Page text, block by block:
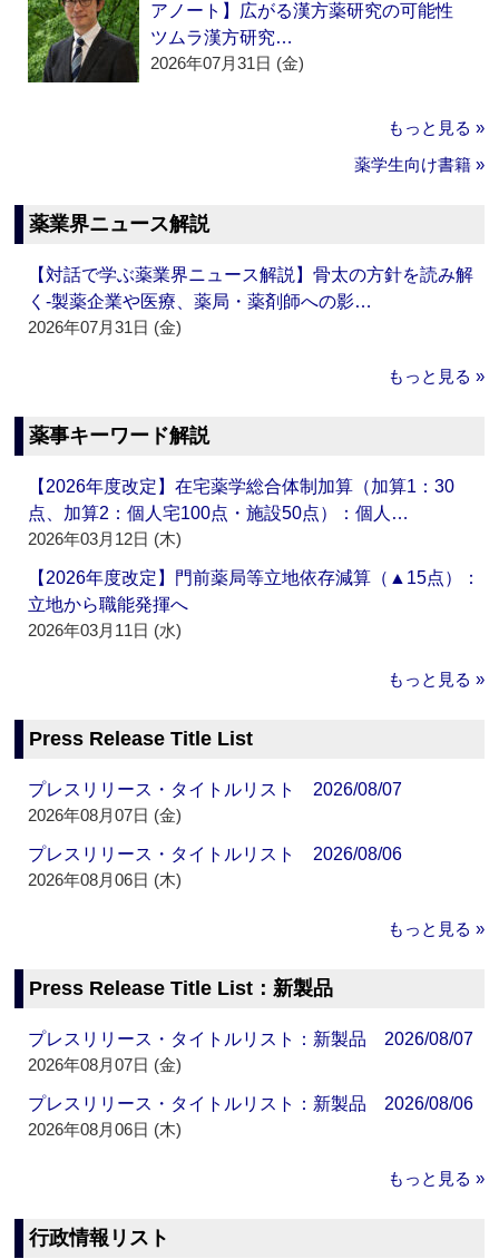
アノート】広がる漢方薬研究の可能性
ツムラ漢方研究…
2026年07月31日 (金)
もっと見る »
薬学生向け書籍 »
薬業界ニュース解説
【対話で学ぶ薬業界ニュース解説】骨太の方針を読み解
く‐製薬企業や医療、薬局・薬剤師への影…
2026年07月31日 (金)
もっと見る »
薬事キーワード解説
【2026年度改定】在宅薬学総合体制加算（加算1：30
点、加算2：個人宅100点・施設50点）：個人…
2026年03月12日 (木)
【2026年度改定】門前薬局等立地依存減算（▲15点）：
立地から職能発揮へ
2026年03月11日 (水)
もっと見る »
Press Release Title List
プレスリリース・タイトルリスト 2026/08/07
2026年08月07日 (金)
プレスリリース・タイトルリスト 2026/08/06
2026年08月06日 (木)
もっと見る »
Press Release Title List：新製品
プレスリリース・タイトルリスト：新製品 2026/08/07
2026年08月07日 (金)
プレスリリース・タイトルリスト：新製品 2026/08/06
2026年08月06日 (木)
もっと見る »
行政情報リスト